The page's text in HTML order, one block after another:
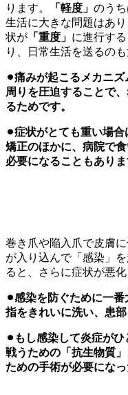
ります。
「軽度」 のう
生活に大きな問題はあ
状が 「重度」 に進行す
り、日常生活を送るの
⚫︎痛みが起こるメカニ
周りを圧迫することで
るためです。
⚫︎症状がとても重い場
矯正のほかに、病院で
必要になることもありま
巻き爪や陥入爪で皮膚
が入り込んで「感染」
ると、さらに症状が悪
⚫︎感染を防ぐために一
指をきれいに洗い、患
⚫︎もし感染して炎症が
戦うための「抗生物質
ための手術が必要にな